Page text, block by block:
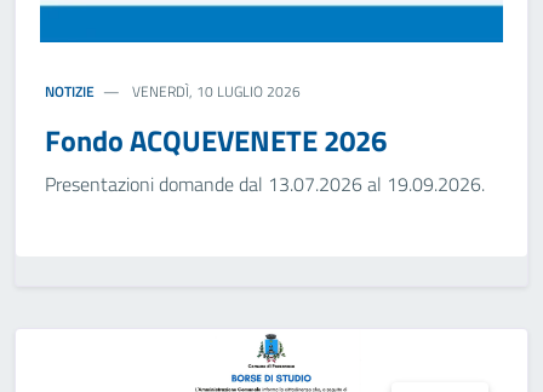
NOTIZIE VENERDÌ, 10 LUGLIO 2026
Fondo ACQUEVENETE 2026
Presentazioni domande dal 13.07.2026 al 19.09.2026.